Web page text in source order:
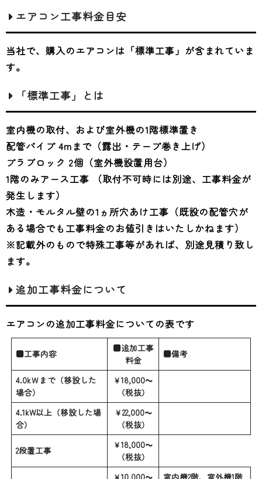
エアコン工事料金目安
当社で、購入のエアコンは「標準工事」が含まれていま
す。
「標準工事」とは
室内機の取付、および室外機の1階標準置き
配管パイプ 4mまで（露出・テープ巻き上げ）
プラブロック 2個（室外機設置用台）
1階のみアース工事 （取付不可時には別途、工事料金が
発生します）
木造・モルタル壁の1ヵ所穴あけ工事（既設の配管穴が
ある場合でも工事料金のお値引きはいたしかねます）
※記載外のもので特殊工事等があれば、別途見積り致し
ます。
追加工事料金について
エアコンの追加工事料金についての表です
■工事内容
■追加工事
料金
■備考
4.0kＷまで（移設した
場合）
￥18,000～
（税抜）
4.1kW以上（移設した場
合）
￥22,000～
（税抜）
2段置工事
￥18,000～
（税抜）